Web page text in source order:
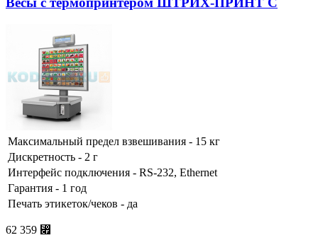
Максимальный предел взвешивания - 15 кг
Дискретность - 2 г
Интерфейс подключения - RS-232, Ethernet
Гарантия - 1 год
Печать этикеток/чеков - да
62 359 ⃏